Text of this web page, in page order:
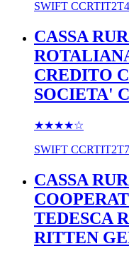
SWIFT
CASSA
CREDITO
SOCIETA'
★★★★☆
SWIFT
CASSA
TEDESCA
RITTEN